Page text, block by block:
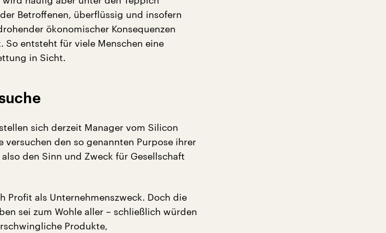
Betroffenen, überflüssig und insofern
ökonomischer Konsequenzen
So entsteht für viele Menschen eine
in Sicht.
sich derzeit Manager vom Silicon
versuchen den so genannten Purpose ihrer
den Sinn und Zweck für Gesellschaft
Profit als Unternehmenszweck. Doch die
sei zum Wohle aller – schließlich würden
Produkte,